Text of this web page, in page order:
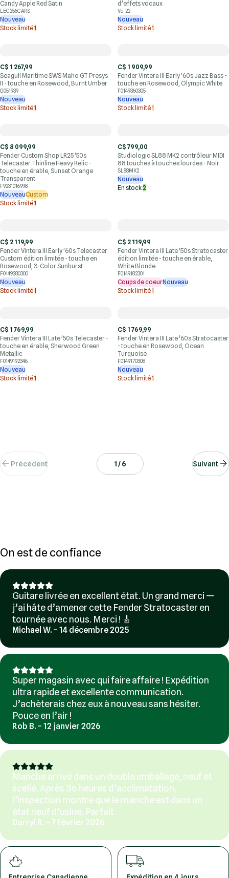
Candy Apple Red Satin
LEC256CARS
Nouveau
Stock limité1
d’effets vocaux
Ve-22
Nouveau
Stock limité1
C$ 1 267,99
Seagull Maritime SWS Maho GT Presys
II - touche en Rosewood, Burnt Umber
G051939
Nouveau
Stock limité1
C$ 1 909,99
Fender Vintera III Early '60s Jazz Bass -
touche en Rosewood, Olympic White
F0149360305
Nouveau
Stock limité1
C$ 8 099,99
Fender Custom Shop LR25 '50s
Telecaster Thinline Heavy Relic -
touche en érable, Sunset Orange
Transparent
F9231016998
NouveauCustom
Stock limité1
C$ 799,00
Studiologic SL88 MK2 contrôleur MIDI
88 touches à touches lourdes - Noir
SL88MK2
Nouveau
En stock2
C$ 2 119,99
Fender Vintera III Early '60s Telecaster
Custom édition limitée - touche en
Rosewood, 3-Color Sunburst
F0149280300
Nouveau
Stock limité1
C$ 2 119,99
Fender Vintera III Late '50s Stratocaster
édition limitée - touche en érable,
White Blonde
F0149182301
Coups de coeurNouveau
Stock limité1
C$ 1 769,99
Fender Vintera III Late '50s Telecaster -
touche en érable, Sherwood Green
Metallic
F0149192346
Nouveau
Stock limité1
C$ 1 769,99
Fender Vintera III Late '60s Stratocaster
- touche en Rosewood, Ocean
Turquoise
F0149170308
Nouveau
Stock limité1
Précédent 1 / 6 Suivant
On est de confiance
Guitare livrée en excellent état. Un grand merci —
j’ai hâte d’amener cette Fender Stratocaster en
tournée avec nous. Merci ! 🎸
Michael W. – 14 décembre 2025
Super magasin avec qui faire affaire ! Expédition
ultra rapide et excellente communication.
J’achèterais chez eux à nouveau sans hésiter.
Pouce en l’air !
Rob B. – 12 janvier 2026
Manche arrivé dans un double emballage, neuf et
scellé. Après 36 heures d’acclimatation,
l’inspection montre que le manche est dans un
état neuf d’usine. Parfait.
Darryl R. – 7 février 2026